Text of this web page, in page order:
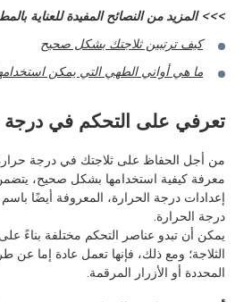
>>> المزيد من النصائح المفيدة للعناية
كيف ترتبين ثلاجتك بشكل صحيح
ما هي أواني الطهي التي يمكن
تعرفي على التحكم في درجة
من أجل الحفاظ على ثلاجتك في درجة
معرفة كيفية استخدامها بشكل صحيح،
إعدادات درجة الحرارة، المعروفة أيضًا
درجة الحرارة.
يمكن أن تبدو عناصر التحكم مختلفة بناءً على
الثلاجة؛ ومع ذلك، فإنها تعمل عادة إما عن
المحددة أو الأزرار المرقمة.